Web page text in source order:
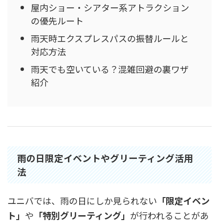
屋内ショー・シアター系アトラクション
の優先ルート
雨天時エクスプレスパスの振替ルールと
対応方法
雨天でも空いている？混雑回避の裏ワザ
紹介
雨の日限定イベントやグリーティング活用
法
ユニバでは、雨の日にしか見られない 「限定イベン
ト」 や 「特別グリーティング」 が行われることがあ